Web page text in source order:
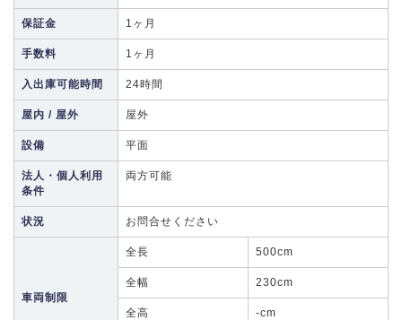
保証金 1ヶ月
手数料 1ヶ月
入出庫可能時間 24時間
屋内 / 屋外 屋外
設備 平面
法人・個人利用
条件
両方可能
状況 お問合せください
車両制限
全長 500cm
全幅 230cm
全高 -cm